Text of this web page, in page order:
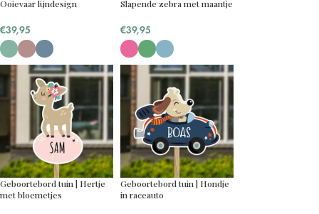
Ooievaar lijndesign
€39,95
Slapende zebra met maantje
€39,95
Geboortebord tuin | Hertje
met bloemetjes
Geboortebord tuin | Hondje
in raceauto